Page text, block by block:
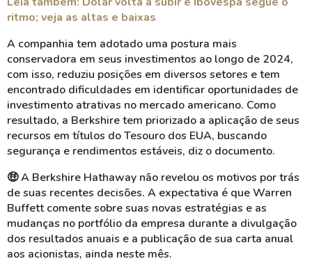
ritmo; veja as altas e baixas
A companhia tem adotado uma postura mais
conservadora em seus investimentos ao longo de 2024,
com isso, reduziu posições em diversos setores e tem
encontrado dificuldades em identificar oportunidades de
investimento atrativas no mercado americano. Como
resultado, a Berkshire tem priorizado a aplicação de seus
recursos em títulos do Tesouro dos EUA, buscando
segurança e rendimentos estáveis, diz o documento.
🤑 A Berkshire Hathaway não revelou os motivos por trás
de suas recentes decisões. A expectativa é que Warren
Buffett comente sobre suas novas estratégias e as
mudanças no portfólio da empresa durante a divulgação
dos resultados anuais e a publicação de sua carta anual
aos acionistas, ainda neste mês.